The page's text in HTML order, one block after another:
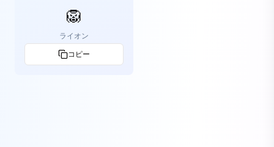
🦁
ライオン
コピー